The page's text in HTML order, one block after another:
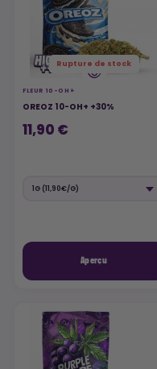
Rupture de stock
FLEUR 10-OH+
OREOZ 10-OH+ +30%
11,90 €
Aperçu